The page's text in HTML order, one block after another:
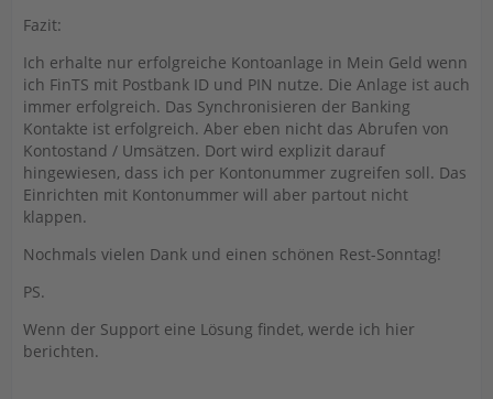
Fazit:
Ich erhalte nur erfolgreiche Kontoanlage in Mein Geld wenn
ich FinTS mit Postbank ID und PIN nutze. Die Anlage ist auch
immer erfolgreich. Das Synchronisieren der Banking
Kontakte ist erfolgreich. Aber eben nicht das Abrufen von
Kontostand / Umsätzen. Dort wird explizit darauf
hingewiesen, dass ich per Kontonummer zugreifen soll. Das
Einrichten mit Kontonummer will aber partout nicht
klappen.
Nochmals vielen Dank und einen schönen Rest-Sonntag!
PS.
Wenn der Support eine Lösung findet, werde ich hier
berichten.